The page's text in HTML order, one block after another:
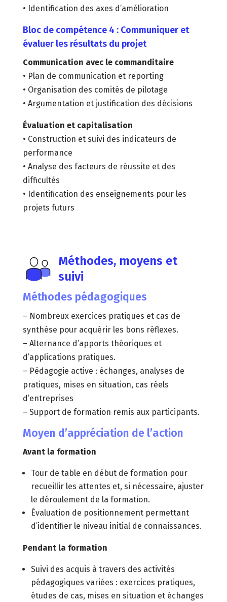
• Identification des axes d’amélioration
Bloc de compétence 4 : Communiquer et
évaluer les résultats du projet
Communication avec le commanditaire
• Plan de communication et reporting
• Organisation des comités de pilotage
• Argumentation et justification des décisions
Évaluation et capitalisation
• Construction et suivi des indicateurs de
performance
• Analyse des facteurs de réussite et des
difficultés
• Identification des enseignements pour les
projets futurs
Méthodes, moyens et
suivi
Méthodes pédagogiques
– Nombreux exercices pratiques et cas de
synthèse pour acquérir les bons réflexes.
– Alternance d’apports théoriques et
d’applications pratiques.
– Pédagogie active : échanges, analyses de
pratiques, mises en situation, cas réels
d’entreprises
– Support de formation remis aux participants.
Moyen d’appréciation de l’action
Avant la formation
Tour de table en début de formation pour
recueillir les attentes et, si nécessaire, ajuster
le déroulement de la formation.
Évaluation de positionnement permettant
d’identifier le niveau initial de connaissances.
Pendant la formation
Suivi des acquis à travers des activités
pédagogiques variées : exercices pratiques,
études de cas, mises en situation et échanges